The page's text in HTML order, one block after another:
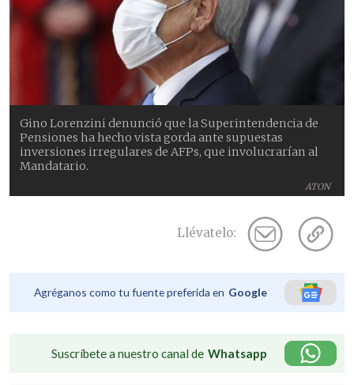
ATON
Gino Lorenzini denunció que la Superintendencia de
Pensiones ha hecho vista gorda ante supuestas
inversiones irregulares de AFPs, que involucrarían al
Mandatario.
Llévatelo:
Agréganos como tu fuente preferida en Google
Suscríbete a nuestro canal de Whatsapp